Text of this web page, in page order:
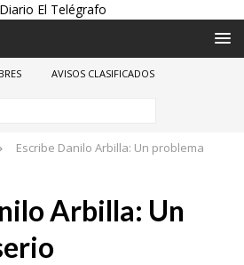
AVISOS CLASIFICADOS
Escribe Danilo Arbilla: Un problema
Arbilla: Un